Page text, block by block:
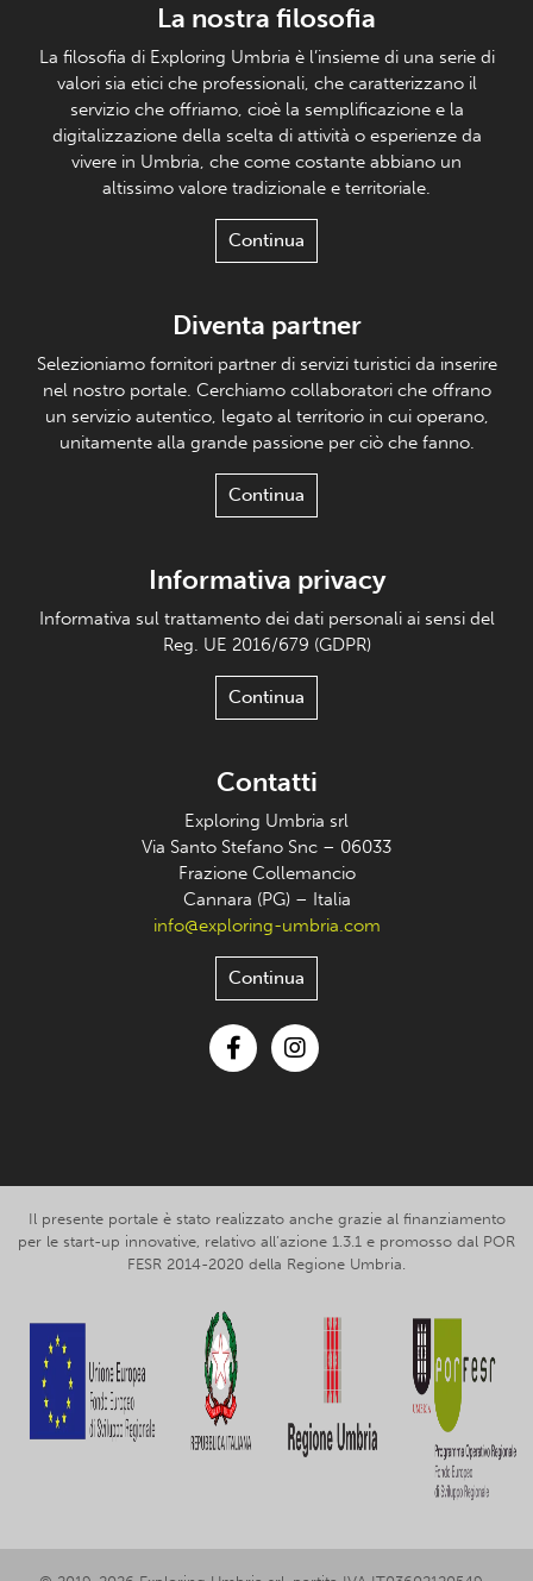
La nostra filosofia
La filosofia di Exploring Umbria è l’insieme di una serie di
valori sia etici che professionali, che caratterizzano il
servizio che offriamo, cioè la semplificazione e la
digitalizzazione della scelta di attività o esperienze da
vivere in Umbria, che come costante abbiano un
altissimo valore tradizionale e territoriale.
Continua
Diventa partner
Selezioniamo fornitori partner di servizi turistici da inserire
nel nostro portale. Cerchiamo collaboratori che offrano
un servizio autentico, legato al territorio in cui operano,
unitamente alla grande passione per ciò che fanno.
Continua
Informativa privacy
Informativa sul trattamento dei dati personali ai sensi del
Reg. UE 2016/679 (GDPR)
Continua
Contatti
Exploring Umbria srl
Via Santo Stefano Snc – 06033
Frazione Collemancio
Cannara (PG) – Italia
info@exploring-umbria.com
Continua
Il presente portale è stato realizzato anche grazie al finanziamento
per le start-up innovative, relativo all’azione 1.3.1 e promosso dal POR
FESR 2014-2020 della Regione Umbria.